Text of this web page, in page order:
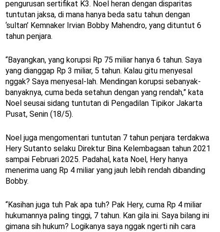
pengurusan sertifikat K3. Noel heran dengan disparitas
tuntutan jaksa, di mana hanya beda satu tahun dengan
‘sultan’ Kemnaker Irvian Bobby Mahendro, yang dituntut 6
tahun penjara.
“Bayangkan, yang korupsi Rp 75 miliar hanya 6 tahun. Saya
yang dianggap Rp 3 miliar, 5 tahun. Kalau gitu menyesal
nggak? Saya menyesal-lah. Mendingan korupsi sebanyak-
banyaknya, cuma beda setahun dengan yang rendah,” kata
Noel seusai sidang tuntutan di Pengadilan Tipikor Jakarta
Pusat, Senin (18/5).
Noel juga mengomentari tuntutan 7 tahun penjara terdakwa
Hery Sutanto selaku Direktur Bina Kelembagaan tahun 2021
sampai Februari 2025. Padahal, kata Noel, Hery hanya
menerima uang Rp 4 miliar yang jauh lebih rendah dibanding
Bobby.
“Kasihan juga tuh Pak apa tuh? Pak Hery, cuma Rp 4 miliar
hukumannya paling tinggi, 7 tahun. Kan gila ini. Saya bilang ini
gimana sih hukum? Logikanya saya nggak ngerti nih cara